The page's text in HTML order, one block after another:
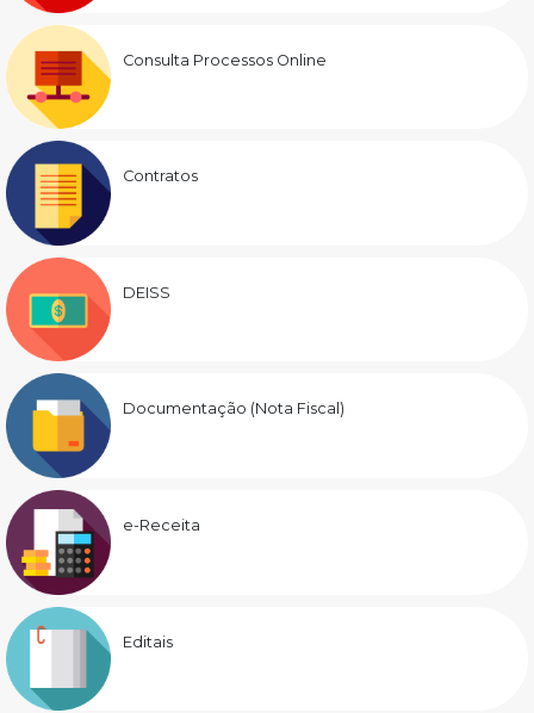
Consulta Processos Online
Contratos
DEISS
Documentação (Nota Fiscal)
e-Receita
Editais